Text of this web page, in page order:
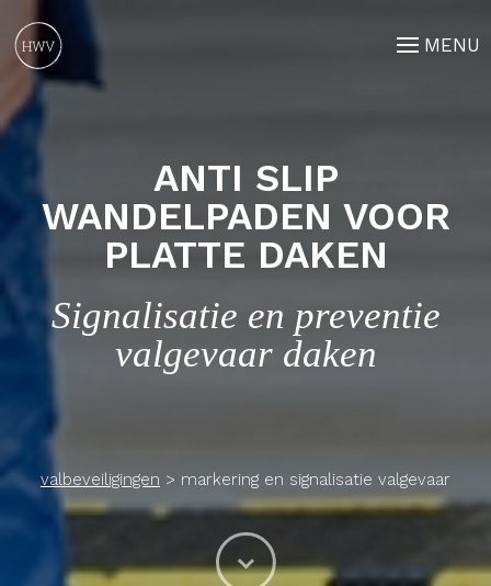
MENU
ANTI SLIP
WANDELPADEN VOOR
PLATTE DAKEN
Signalisatie en preventie
valgevaar daken
valbeveiligingen > markering en signalisatie valgevaar